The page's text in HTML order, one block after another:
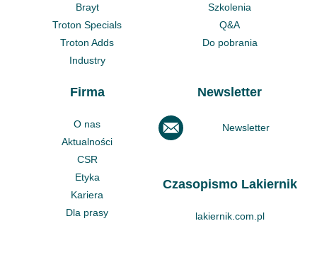
Brayt
Troton Specials
Troton Adds
Industry
Szkolenia
Q&A
Do pobrania
Firma
O nas
Aktualności
CSR
Etyka
Kariera
Dla prasy
Newsletter
Newsletter
Czasopismo Lakiernik
lakiernik.com.pl